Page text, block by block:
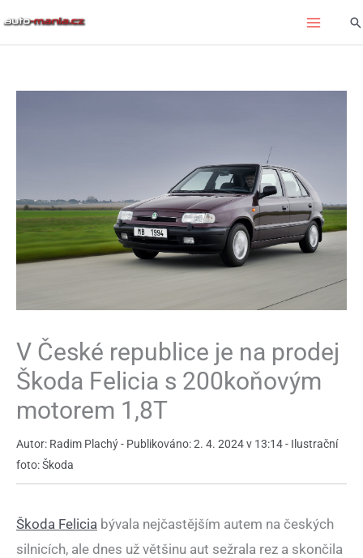
V České republice je na prodej
Škoda Felicia s 200koňovým
motorem 1,8T
Autor: Radim Plachý - Publikováno: 2. 4. 2024 v 13:14 - Ilustrační
foto: Škoda
Škoda Felicia bývala nejčastějším autem na českých
silnicích, ale dnes už většinu aut sežrala rez a skončila